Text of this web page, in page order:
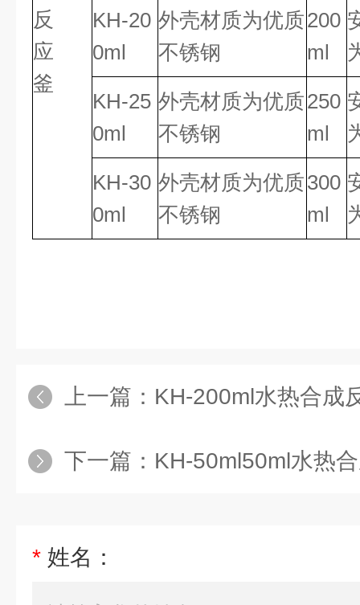
反
应
釜
KH-20
0ml
外壳材质为优质
不锈钢
200
ml
KH-25
0ml
外壳材质为优质
不锈钢
250
ml
KH-30
0ml
外壳材质为优质
不锈钢
300
ml
上一篇： KH-200ml水热合成
下一篇： KH-50ml50ml水热
* 姓名：